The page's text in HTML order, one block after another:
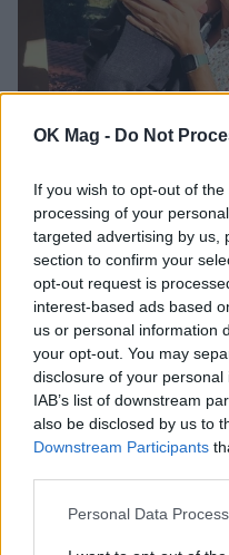
OK Mag - Do Not
If you wish to opt-out of
processing of your
targeted advertising by us,
section to confirm your
opt-out request is
interest-based ads based
us or personal information
your opt-out. You may
disclosure of your
IAB’s list of downstream
also be disclosed by us to
Downstream Participants
Personal Data
τρυφερή ανάρτηση
αρχή της σχολικής
CELEBRITIES